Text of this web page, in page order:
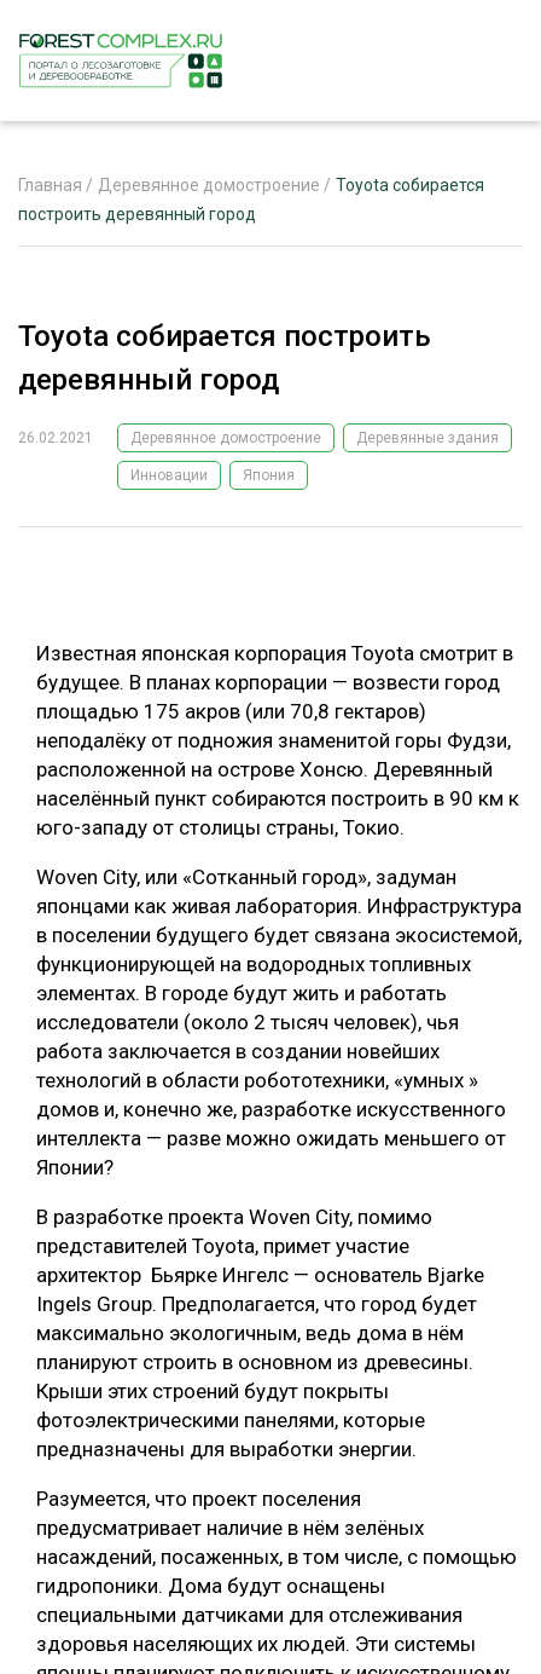
РЕКЛАМОДАТЕЛЯМ
ЛЕСНОЕ ХОЗЯЙСТВО
ЛЕСОЗАГОТОВКА
БИОЭНЕРГЕТИКА
ЛЕСОВОССТАНОВЛЕНИЕ И ЗАЩИТА
ЛОГИСТИКА
ПРОИЗВОДСТВО ДРЕВЕСНЫХ ПЛИТ
ЦБП
КОМПЛЕКСНАЯ ПЕРЕРАБОТКА
ЛЕСОПИЛЕНИЕ
ДЕРЕВЯННОЕ ДОМОСТРОЕНИЕ
БЕЗОПАСНОЕ ПРОИЗВОДСТВО
СОРТИРОВКА ДРЕВЕСИНЫ
СУШКА ДРЕВЕСИНЫ
МЕБЕЛЬНОЕ ПРОИЗВОДСТВО
ТЕМАТИЧЕСКИЕ ПРОЕКТЫ
ПОДБОРКИ СТАТЕЙ
Главная / Деревянное домостроение / Toyota собирается
построить деревянный город
Toyota собирается построить
деревянный город
26.02.2021 Деревянное домостроение Деревянные здания
Инновации Япония
Известная японская корпорация Toyota смотрит в
будущее. В планах корпорации — возвести город
площадью 175 акров (или 70,8 гектаров)
неподалёку от подножия знаменитой горы Фудзи,
расположенной на острове Хонсю. Деревянный
населённый пункт собираются построить в 90 км к
юго-западу от столицы страны, Токио.
Woven City, или «Сотканный город», задуман
японцами как живая лаборатория. Инфраструктура
в поселении будущего будет связана экосистемой,
функционирующей на водородных топливных
элементах. В городе будут жить и работать
исследователи (около 2 тысяч человек), чья
работа заключается в создании новейших
технологий в области робототехники, «умных »
домов и, конечно же, разработке искусственного
интеллекта — разве можно ожидать меньшего от
Японии?
В разработке проекта Woven City, помимо
представителей Toyota, примет участие
архитектор Бьярке Ингелс — основатель Bjarke
Ingels Group. Предполагается, что город будет
максимально экологичным, ведь дома в нём
планируют строить в основном из древесины.
Крыши этих строений будут покрыты
фотоэлектрическими панелями, которые
предназначены для выработки энергии.
Разумеется, что проект поселения
предусматривает наличие в нём зелёных
насаждений, посаженных, в том числе, с помощью
гидропоники. Дома будут оснащены
специальными датчиками для отслеживания
здоровья населяющих их людей. Эти системы